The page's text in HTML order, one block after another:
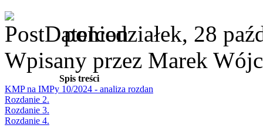
poniedziałek, 28
Wpisany przez Marek
Spis treści
KMP na IMPy 10/2024 - analiza rozdan
Rozdanie 2.
Rozdanie 3.
Rozdanie 4.